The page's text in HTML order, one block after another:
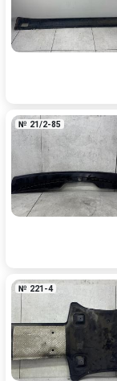
№ 21/2-85
№ 221-4